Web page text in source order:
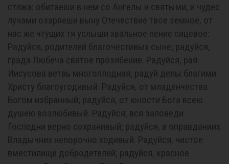
стяжа: обитаеши в нем со Ангелы и святыми, и чудес
лучами озаряеши выну Отечествие твое земное, от
нас же чтущих тя услыши хвальное пение сицевое:
Радуйся, родителей благочестивых сыне; радуйся,
града Любеча святое прозябение. Радуйся, рая
Иисусова ветвь многоплодная; радуй делы благими
Христу благоугодивый. Радуйся, от младенчества
Богом избранный; радуйся, от юности Бога всею
душею возлюбивый. Радуйся, вся заповеди
Господни верно сохранивый; радуйся, в оправданиих
Владычних непорочно ходивый. Радуйся, чистое
вместилище добродетелей; радуйся, красное